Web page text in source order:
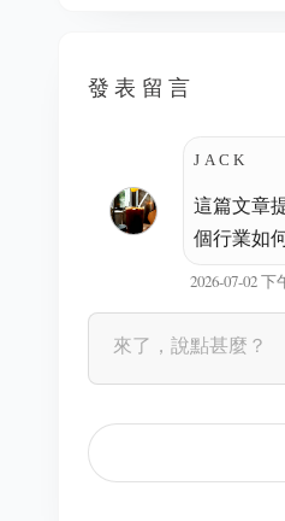
發表留言
JACK
這篇文章
個行業如
2026-07-02 下